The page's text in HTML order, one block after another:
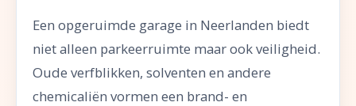
Een opgeruimde garage in Neerlanden biedt
niet alleen parkeerruimte maar ook veiligheid.
Oude verfblikken, solventen en andere
chemicaliën vormen een brand- en